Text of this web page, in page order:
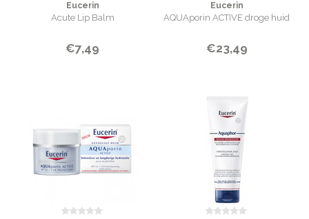
Eucerin
Acute Lip Balm
€7,49
Eucerin
AQUAporin ACTIVE droge huid
€23,49